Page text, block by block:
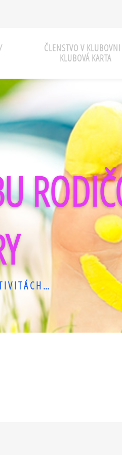
ČLENSTVO V
KLUBOVÁ KARTA
I V I T Á C H ...